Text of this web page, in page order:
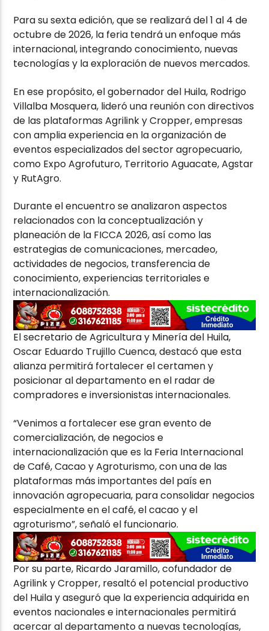
Para su sexta edición, que se realizará del 1 al 4 de
octubre de 2026, la feria tendrá un enfoque más
internacional, integrando conocimiento, nuevas
tecnologías y la exploración de nuevos mercados.
En ese propósito, el gobernador del Huila, Rodrigo
Villalba Mosquera, lideró una reunión con directivos
de las plataformas Agrilink y Cropper, empresas
con amplia experiencia en la organización de
eventos especializados del sector agropecuario,
como Expo Agrofuturo, Territorio Aguacate, Agstar
y RutAgro.
Durante el encuentro se analizaron aspectos
relacionados con la conceptualización y
planeación de la FICCA 2026, así como las
estrategias de comunicaciones, mercadeo,
actividades de negocios, transferencia de
conocimiento, experiencias territoriales e
internacionalización.
El secretario de Agricultura y Minería del Huila,
Oscar Eduardo Trujillo Cuenca, destacó que esta
alianza permitirá fortalecer el certamen y
posicionar al departamento en el radar de
compradores e inversionistas internacionales.
“Venimos a fortalecer ese gran evento de
comercialización, de negocios e
internacionalización que es la Feria Internacional
de Café, Cacao y Agroturismo, con una de las
plataformas más importantes del país en
innovación agropecuaria, para consolidar negocios
especialmente en el café, el cacao y el
agroturismo”, señaló el funcionario.
Por su parte, Ricardo Jaramillo, cofundador de
Agrilink y Cropper, resaltó el potencial productivo
del Huila y aseguró que la experiencia adquirida en
eventos nacionales e internacionales permitirá
acercar al departamento a nuevas tecnologías,